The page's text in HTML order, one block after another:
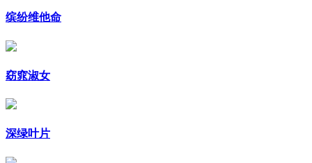
缤纷维他命
窈窕淑女
深绿叶片